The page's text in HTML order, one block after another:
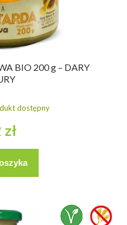
BIO 200 g – DARY
dostępny